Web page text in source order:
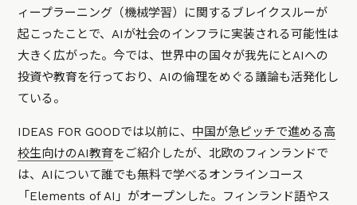
ィープラーニング（機械学習）に関するブレイクスルーが
起こったことで、AIが社会のインフラに実装される可能性は
大きく広がった。今では、世界中の国々が我先にとAIへの
投資や教育を行っており、AIの倫理をめぐる議論も活発化し
ている。
IDEAS FOR GOODでは以前に、 中国が急ピッチで進める高
校生向けのAI教育をご紹介したが、北欧のフィンランドで
は、AIについて誰でも無料で学べるオンラインコース
「Elements of AI」がオープンした。フィンランド語やス